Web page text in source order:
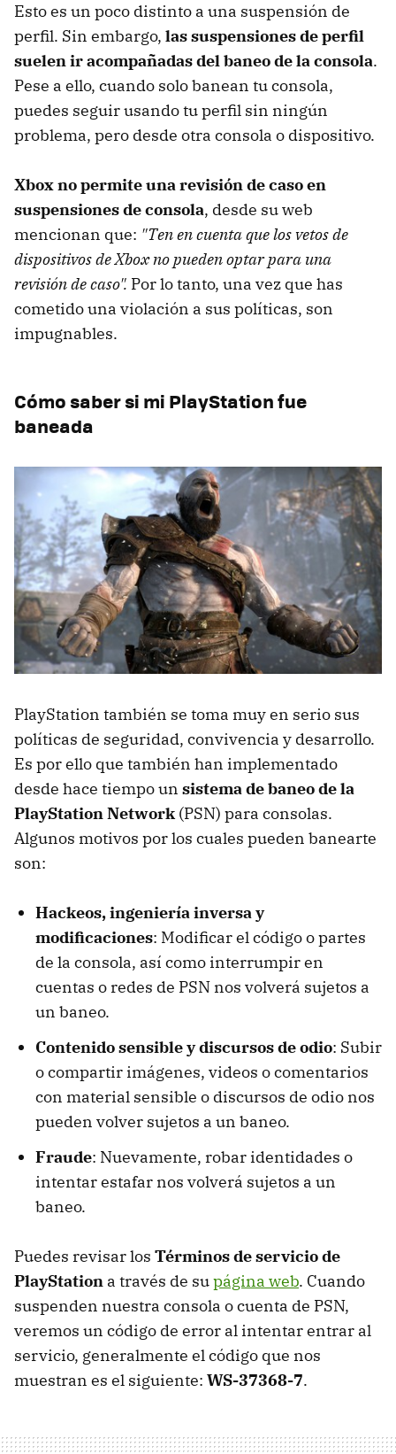
Esto es un poco distinto a una suspensión de
perfil. Sin embargo, las suspensiones de perfil
suelen ir acompañadas del baneo de la consola.
Pese a ello, cuando solo banean tu consola,
puedes seguir usando tu perfil sin ningún
problema, pero desde otra consola o dispositivo.
Xbox no permite una revisión de caso en
suspensiones de consola, desde su web
mencionan que: "Ten en cuenta que los vetos de
dispositivos de Xbox no pueden optar para una
revisión de caso". Por lo tanto, una vez que has
cometido una violación a sus políticas, son
impugnables.
Cómo saber si mi PlayStation fue
baneada
PlayStation también se toma muy en serio sus
políticas de seguridad, convivencia y desarrollo.
Es por ello que también han implementado
desde hace tiempo un sistema de baneo de la
PlayStation Network(PSN) para consolas.
Algunos motivos por los cuales pueden banearte
son:
Hackeos, ingeniería inversa y
modificaciones: Modificar el código o partes
de la consola, así como interrumpir en
cuentas o redes de PSN nos volverá sujetos a
un baneo.
Contenido sensible y discursos de odio: Subir
o compartir imágenes, videos o comentarios
con material sensible o discursos de odio nos
pueden volver sujetos a un baneo.
Fraude: Nuevamente, robar identidades o
intentar estafar nos volverá sujetos a un
baneo.
Puedes revisar los Términos de servicio de
PlayStation a través de supágina web. Cuando
suspenden nuestra consola o cuenta de PSN,
veremos un código de error al intentar entrar al
servicio, generalmente el código que nos
muestran es el siguiente: WS-37368-7.